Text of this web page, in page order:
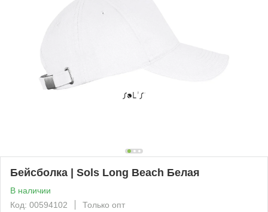
Бейсболка | Sols Long Beach Белая
В наличии
Код: 00594102
Только опт